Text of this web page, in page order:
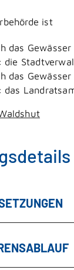
ist
das
die
das
das